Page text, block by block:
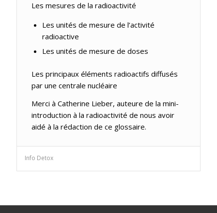
Les mesures de la radioactivité
Les unités de mesure de l’activité
radioactive
Les unités de mesure de doses
Les principaux éléments radioactifs diffusés
par une centrale nucléaire
Merci à Catherine Lieber, auteure de la mini-
introduction à la radioactivité de nous avoir
aidé à la rédaction de ce glossaire.
Info Detox